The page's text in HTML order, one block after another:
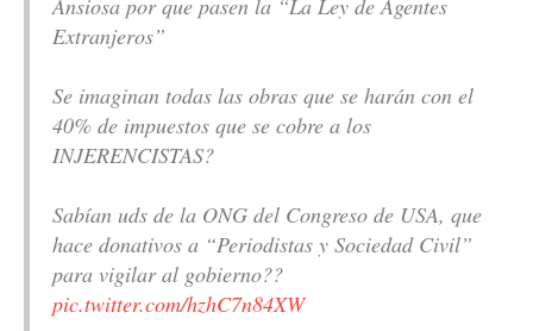
Extranjeros”
Se imaginan todas las obras que se harán con el
40% de impuestos que se cobre a los
INJERENCISTAS?
Sabían uds de la ONG del Congreso de USA, que
hace donativos a “Periodistas y Sociedad Civil”
para vigilar al gobierno??
pic.twitter.com/hzhC7n84XW